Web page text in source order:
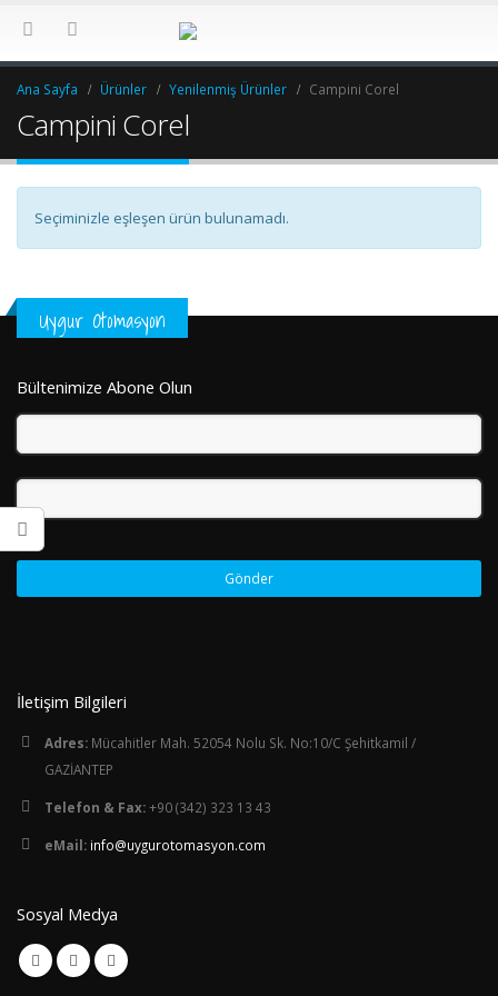
Ana Sayfa Ürünler Yenilenmiş Ürünler Campini Corel
Campini Corel
Seçiminizle eşleşen ürün bulunamadı.
Uygur Otomasyon
Bültenimize Abone Olun
Gönder
alan
boş
bırakılmalıdır
İletişim Bilgileri
Adres: Mücahitler Mah. 52054 Nolu Sk. No:10/C Şehitkamil /
GAZİANTEP
Telefon & Fax:+90 (342) 323 13 43
eMail: info@uygurotomasyon.com
Sosyal Medya